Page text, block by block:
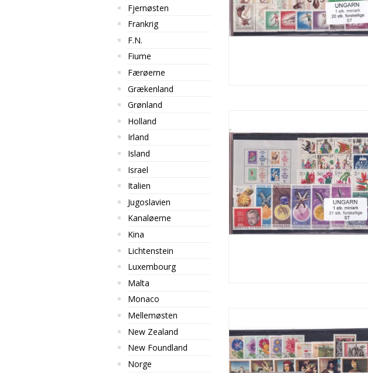
Fjernøsten
Frankrig
F.N.
Fiume
Færøerne
Grækenland
Grønland
Holland
Irland
Island
Israel
Italien
Jugoslavien
Kanaløerne
Kina
Lichtenstein
Luxembourg
Malta
Monaco
Mellemøsten
New Zealand
New Foundland
Norge